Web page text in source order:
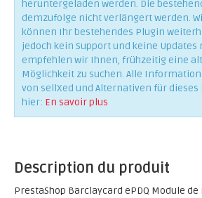
heruntergeladen werden. Die
demzufolge nicht verlängert werden.
können Ihr bestehendes Plugin
jedoch kein Support und keine
empfehlen wir Ihnen, frühzeitig eine
Möglichkeit zu suchen. Alle
von sellXed und Alternativen für dieses
hier: En savoir plus
Description du produit
PrestaShop Barclaycard ePDQ Module